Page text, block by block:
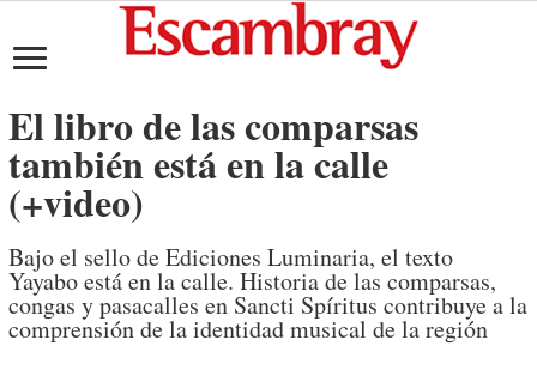
El libro de las comparsas
también está en la calle
(+video)
Bajo el sello de Ediciones Luminaria, el texto
Yayabo está en la calle. Historia de las comparsas,
congas y pasacalles en Sancti Spíritus contribuye a la
comprensión de la identidad musical de la región